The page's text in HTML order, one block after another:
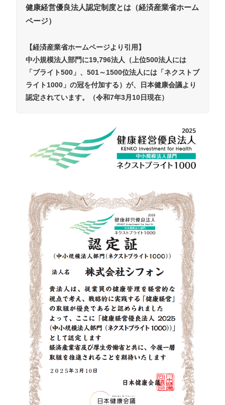
健康経営優良法人認定制度とは（経済産業省ホーム
ページ）
【経済産業省ホームページより引用】
中小規模法人部門に19,796法人（上位500法人には
「ブライト500」、501～1500位法人には「ネクストブ
ライト1000」の冠を付加する）が、日本健康会議より
認定されています。（令和7年3月10日現在）